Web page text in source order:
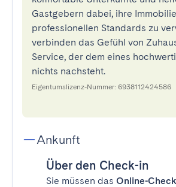
Gastgebern dabei, ihre
professionellen Standards zu
verbinden das Gefühl von
Service, der dem eines
nichts nachsteht.
Eigentumslizenz-Nummer: 6938112424586
Ankunft
Über den Check-in
Sie müssen das Online-